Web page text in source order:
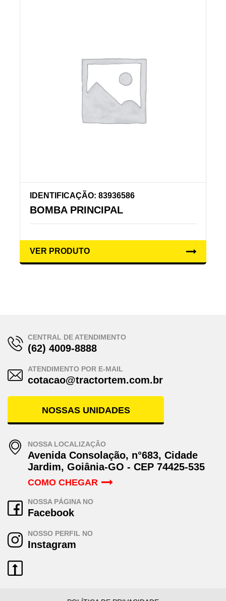
IDENTIFICAÇÃO: 83936586
BOMBA PRINCIPAL
VER PRODUTO
CENTRAL DE ATENDIMENTO
(62) 4009-8888
ATENDIMENTO POR E-MAIL
cotacao@tractortem.com.br
NOSSAS UNIDADES
NOSSA LOCALIZAÇÃO
Avenida Consolação, n°683, Cidade
Jardim, Goiânia-GO - CEP 74425-535
COMO CHEGAR
NOSSA PÁGINA NO
Facebook
NOSSO PERFIL NO
Instagram